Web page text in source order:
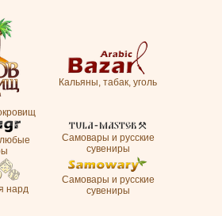
Кальяны, табак, уголь
Самовары и русские
сувениры
нард
Самовары и русские
сувениры